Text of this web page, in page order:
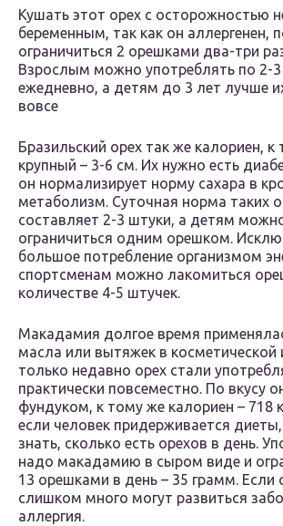
Кушать этот орех с осторожностью
беременным, так как он аллергенен,
ограничиться 2 орешками два-три
Взрослым можно употреблять по 2-
ежедневно, а детям до 3 лет лучше
вовсе
Бразильский орех так же калориен,
крупный – 3-6 см. Их нужно есть
он нормализирует норму сахара в
метаболизм. Суточная норма таких
составляет 2-3 штуки, а детям
ограничиться одним орешком.
большое потребление организмом
спортсменам можно лакомиться
количестве 4-5 штучек.
Макадамия долгое время
масла или вытяжек в косметической
только недавно орех стали
практически повсеместно. По вкусу
фундуком, к тому же калориен – 718
если человек придерживается
знать, сколько есть орехов в день.
надо макадамию в сыром виде и
13 орешками в день – 35 грамм. Если
слишком много могут развиться
аллергия.